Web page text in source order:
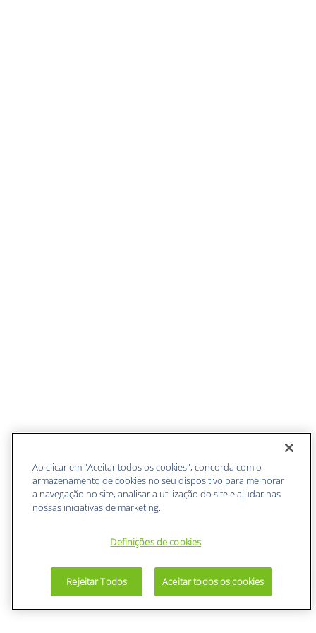
Ao clicar em "Aceitar todos os cookies", concorda com o
armazenamento de cookies no seu dispositivo para melhorar
a navegação no site, analisar a utilização do site e ajudar nas
nossas iniciativas de marketing.
Definições de cookies
Rejeitar Todos Aceitar todos os cookies